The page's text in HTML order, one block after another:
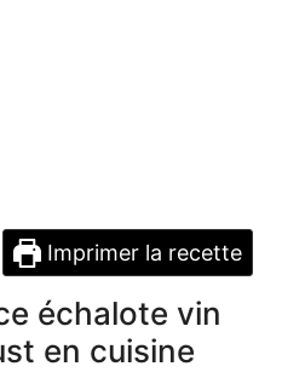
Imprimer la recette
échalote vin
en cuisine